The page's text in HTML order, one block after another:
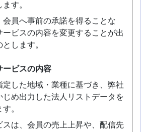
す。
会員へ事前の承諾を得ることな
ービスの内容を変更することが出
します。
ビスの内容
定した地域・業種に基づき、弊社
じめ出力した法人リストデータを
。
スは、会員の売上上昇や、配信先